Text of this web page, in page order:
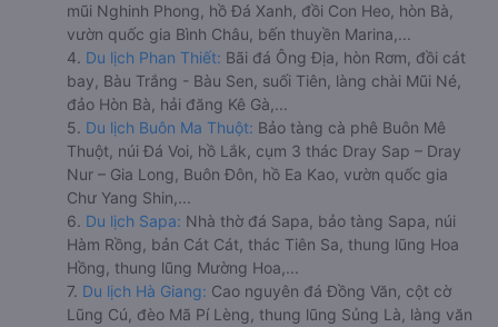
mũi Nghinh Phong, hồ Đá Xanh, đồi Con Heo, hòn Bà,
vườn quốc gia Bình Châu, bến thuyền Marina,...
4. Du lịch Phan Thiết: Bãi đá Ông Địa, hòn Rơm, đồi cát
bay, Bàu Trắng - Bàu Sen, suối Tiên, làng chài Mũi Né,
đảo Hòn Bà, hải đăng Kê Gà,...
5. Du lịch Buôn Ma Thuột: Bảo tàng cà phê Buôn Mê
Thuột, núi Đá Voi, hồ Lắk, cụm 3 thác Dray Sap – Dray
Nur – Gia Long, Buôn Đôn, hồ Ea Kao, vườn quốc gia
Chư Yang Shin,...
6. Du lịch Sapa: Nhà thờ đá Sapa, bảo tàng Sapa, núi
Hàm Rồng, bản Cát Cát, thác Tiên Sa, thung lũng Hoa
Hồng, thung lũng Mường Hoa,...
7. Du lịch Hà Giang: Cao nguyên đá Đồng Văn, cột cờ
Lũng Cú, đèo Mã Pí Lèng, thung lũng Sủng Là, làng văn